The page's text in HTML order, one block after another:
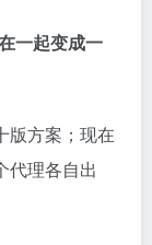
一起变成一
版方案；现在
代理各自出